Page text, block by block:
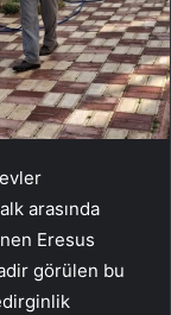
arasında
Eresus
görülen bu